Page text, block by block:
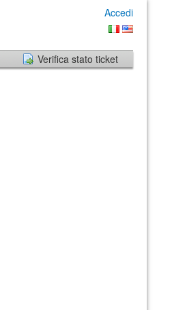
Accedi
Verifica stato ticket